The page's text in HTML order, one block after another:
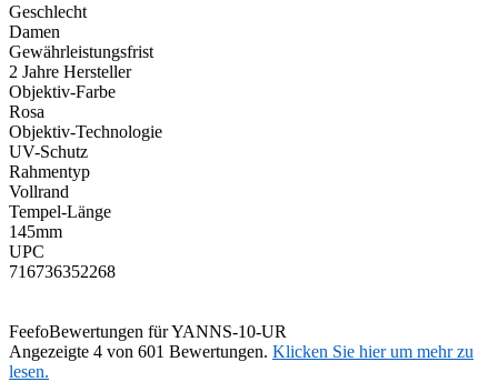
Geschlecht
Damen
Gewährleistungsfrist
2 Jahre Hersteller
Objektiv-Farbe
Rosa
Objektiv-Technologie
UV-Schutz
Rahmentyp
Vollrand
Tempel-Länge
145mm
UPC
716736352268
FeefoBewertungen für YANNS-10-UR
Angezeigte 4 von 601 Bewertungen. Klicken Sie hier um mehr zu
lesen.